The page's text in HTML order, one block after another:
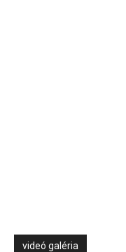
videó galéria